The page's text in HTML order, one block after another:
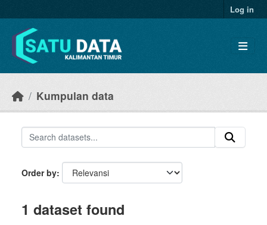
Log in
Kumpulan data
Order by
1 dataset found